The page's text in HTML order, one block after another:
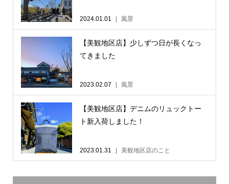
2024.01.01 風景
【美観地区店】少しずつ日が長くなっ
てきました
2023.02.07 風景
【美観地区店】デニムのリュックトー
ト新入荷しました！
2023.01.31 美観地区店のこと